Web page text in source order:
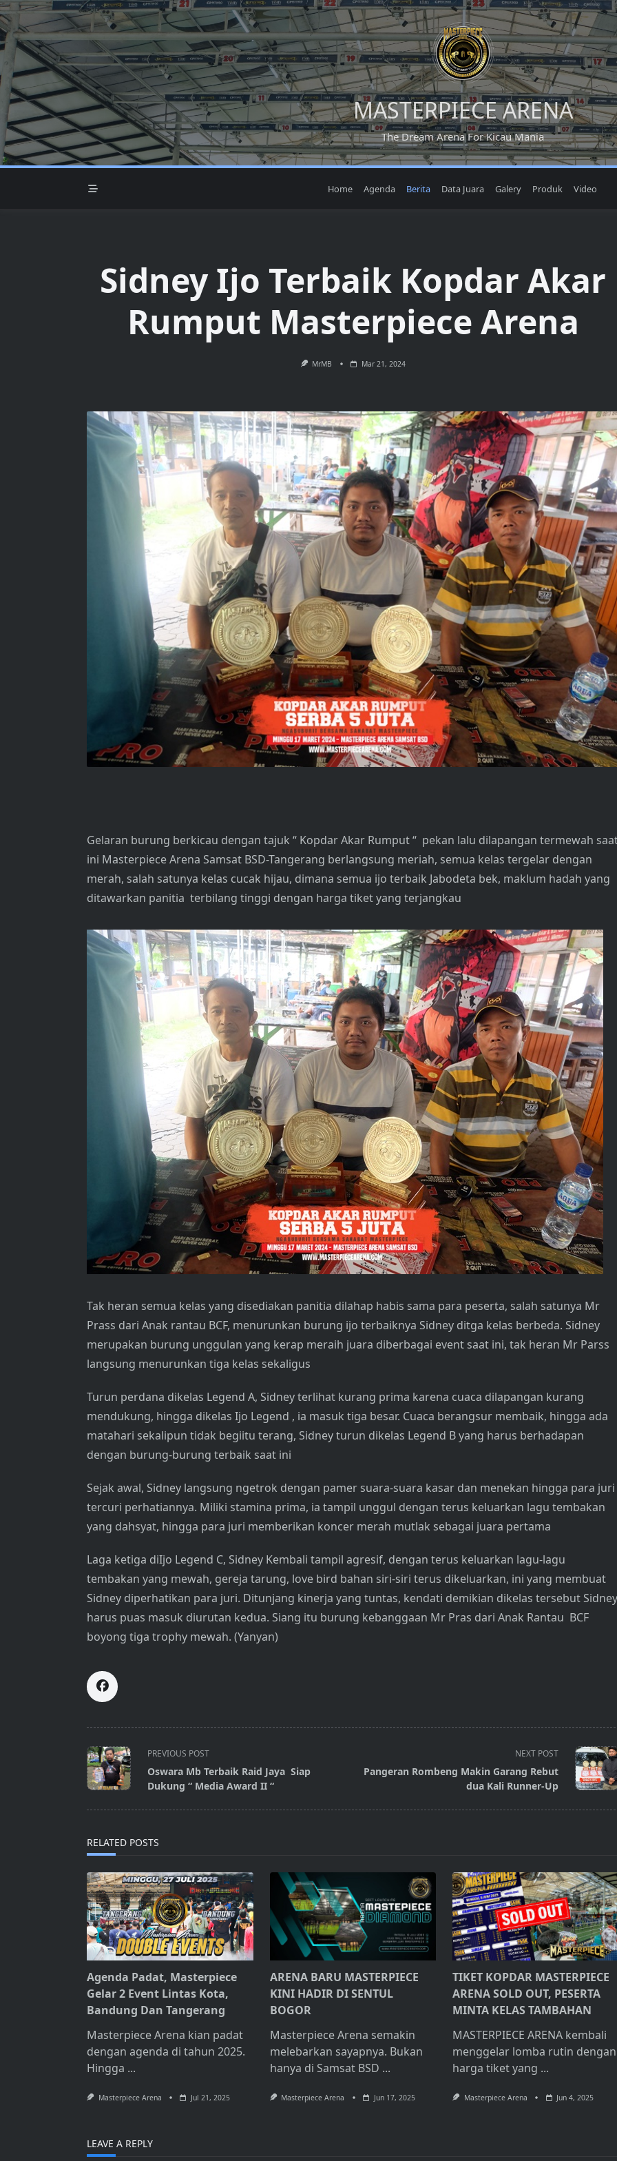
Skip
to
content
MASTERPIECE ARENA
The Dream Arena For Kicau Mania
Home Agenda Berita Data Juara Galery Produk Video
Sidney Ijo Terbaik Kopdar Akar
Rumput Masterpiece Arena
MrMB Mar 21, 2024
Gelaran burung berkicau dengan tajuk “ Kopdar Akar Rumput “ pekan lalu dilapangan termewah
ini Masterpiece Arena Samsat BSD-Tangerang berlangsung meriah, semua kelas tergelar dengan
merah, salah satunya kelas cucak hijau, dimana semua ijo terbaik Jabodeta bek, maklum hadah yang
ditawarkan panitia terbilang tinggi dengan harga tiket yang terjangkau
Tak heran semua kelas yang disediakan panitia dilahap habis sama para peserta, salah satunya Mr
Prass dari Anak rantau BCF, menurunkan burung ijo terbaiknya Sidney ditga kelas berbeda. Sidney
merupakan burung unggulan yang kerap meraih juara diberbagai event saat ini, tak heran Mr Parss
langsung menurunkan tiga kelas sekaligus
Turun perdana dikelas Legend A, Sidney terlihat kurang prima karena cuaca dilapangan kurang
mendukung, hingga dikelas Ijo Legend , ia masuk tiga besar. Cuaca berangsur membaik, hingga ada
matahari sekalipun tidak begiitu terang, Sidney turun dikelas Legend B yang harus berhadapan
dengan burung-burung terbaik saat ini
Sejak awal, Sidney langsung ngetrok dengan pamer suara-suara kasar dan menekan hingga para juri
tercuri perhatiannya. Miliki stamina prima, ia tampil unggul dengan terus keluarkan lagu tembakan
yang dahsyat, hingga para juri memberikan koncer merah mutlak sebagai juara pertama
Laga ketiga diIjo Legend C, Sidney Kembali tampil agresif, dengan terus keluarkan lagu-lagu
tembakan yang mewah, gereja tarung, love bird bahan siri-siri terus dikeluarkan, ini yang membuat
Sidney diperhatikan para juri. Ditunjang kinerja yang tuntas, kendati demikian dikelas tersebut Sidney
harus puas masuk diurutan kedua. Siang itu burung kebanggaan Mr Pras dari Anak Rantau BCF
boyong tiga trophy mewah. (Yanyan)
<span
class="nav-
subtitle
PREVIOUS POST
Oswara Mb Terbaik Raid Jaya Siap
Dukung “ Media Award II “
NEXT POST
Pangeran Rombeng Makin Garang Rebut
dua Kali Runner-Up
RELATED POSTS
Agenda Padat, Masterpiece
Gelar 2 Event Lintas Kota,
Bandung Dan Tangerang
Masterpiece Arena kian padat
dengan agenda di tahun 2025.
Hingga ...
Masterpiece Arena Jul 21, 2025
ARENA BARU MASTERPIECE
KINI HADIR DI SENTUL
BOGOR
Masterpiece Arena semakin
melebarkan sayapnya. Bukan
hanya di Samsat BSD ...
Masterpiece Arena Jun 17, 2025
TIKET KOPDAR MASTERPIECE
ARENA SOLD OUT, PESERTA
MINTA KELAS TAMBAHAN
MASTERPIECE ARENA kembali
menggelar lomba rutin dengan
harga tiket yang ...
Masterpiece Arena Jun 4, 2025
LEAVE A REPLY